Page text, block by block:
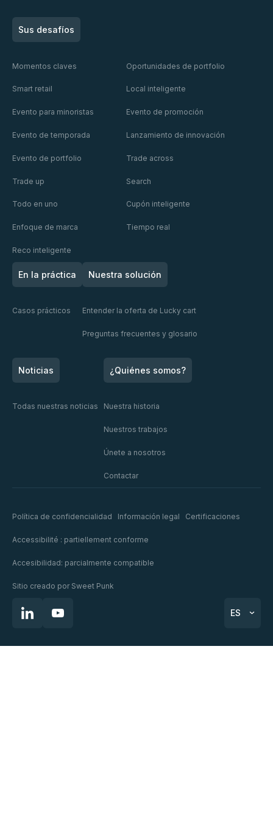
Reconsiderar
la
experiencia
de las
en el
retail
media
El retail media
segmentar,
¿comprende
quién se
Lucky
cart
premiado
Nuit
des
Rois XIII
Mondelēz
Leer
era para
del
comprador:
compradores
una marca
Sus desafíos
Momentos claves Oportunidades de portfolio
Smart retail Local inteligente
Evento para minoristas Evento de promoción
Evento de temporada Lanzamiento de innovación
Evento de portfolio Trade across
Trade up Search
Todo en uno Cupón inteligente
Enfoque de marca Tiempo real
Reco inteligente
En la práctica
Casos prácticos
Nuestra solución
Entender la oferta de Lucky cart
Preguntas frecuentes y glosario
Noticias
Todas nuestras noticias
¿Quiénes somos?
Nuestra historia
Nuestros trabajos
Únete a nosotros
Contactar
Política de confidencialidad Información legal Certificaciones
Accessibilité : partiellement conforme
Accesibilidad: parcialmente compatible
Sitio creado por Sweet Punk
ES